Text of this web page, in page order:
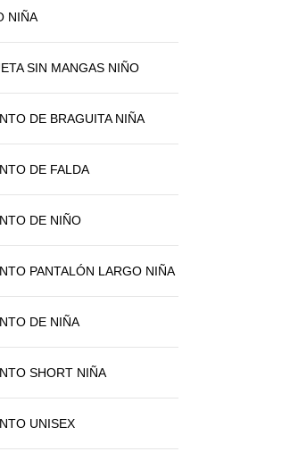
NIÑA
SIN MANGAS NIÑO
DE BRAGUITA NIÑA
DE FALDA
DE NIÑO
PANTALÓN LARGO NIÑA
DE NIÑA
SHORT NIÑA
UNISEX